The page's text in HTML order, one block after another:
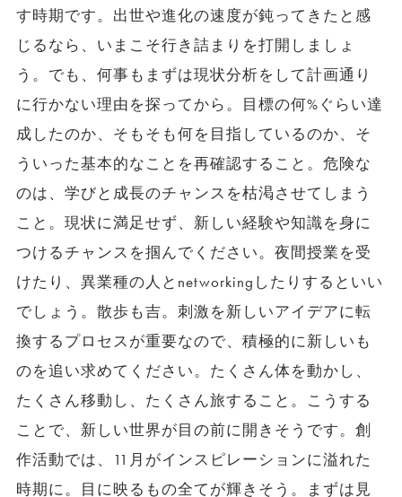
す時期です。出世や進化の速度が鈍ってきたと感
じるなら、いまこそ行き詰まりを打開しましょ
う。でも、何事もまずは現状分析をして計画通り
に行かない理由を探ってから。目標の何%ぐらい達
成したのか、そもそも何を目指しているのか、そ
ういった基本的なことを再確認すること。危険な
のは、学びと成長のチャンスを枯渇させてしまう
こと。現状に満足せず、新しい経験や知識を身に
つけるチャンスを掴んでください。夜間授業を受
けたり、異業種の人とnetworkingしたりするといい
でしょう。散歩も吉。刺激を新しいアイデアに転
換するプロセスが重要なので、積極的に新しいも
のを追い求めてください。たくさん体を動かし、
たくさん移動し、たくさん旅すること。こうする
ことで、新しい世界が目の前に開きそうです。創
作活動では、11月がインスピレーションに溢れた
時期に。目に映るもの全てが輝きそう。まずは見